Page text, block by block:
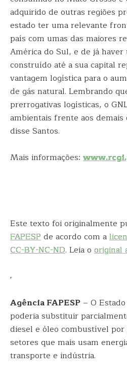
adquirido de outras regiões
estado ter uma relevante
país com umas das maiores
América do Sul, e de já haver
construído até a sua capital
vantagem logística para o
de gás natural. Lembrando
prerrogativas logísticas, o
ambientais frente aos
disse Santos.
Mais informações:
Este texto foi originalmente
FAPESPde acordo com a
CC-BY-NC-ND. Leia o original
Agência FAPESP – O
poderia substituir
diesel e óleo combustível
setores que mais usam
transporte e indústria.